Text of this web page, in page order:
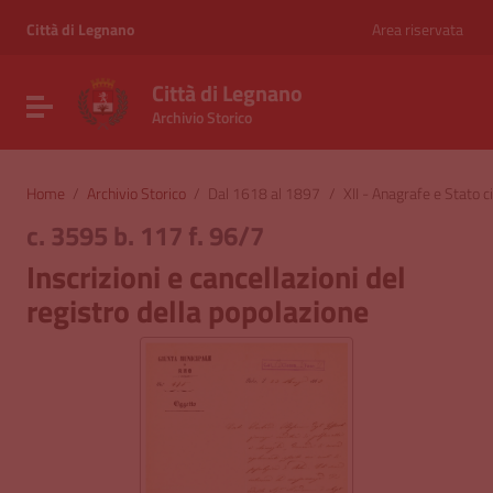
Vai al menu di navigazione
Città di Legnano Area riservata
Attiva / disattiva la navigazione
Città di Legnano
Archivio Storico
Home / Archivio Storico / Dal 1618 al 1897 / XII - Anagrafe e Stato
c. 3595 b. 117 f. 96/7
Inscrizioni e cancellazioni del
registro della popolazione